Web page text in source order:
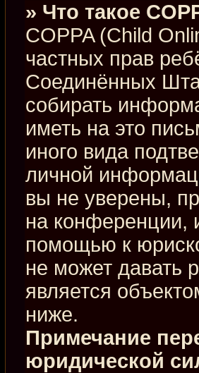
» Что такое
COPPA (Child
частных прав
Соединённых
собирать
иметь на это
иного вида
личной
вы не уверены,
на конференции,
помощью к
не может давать
является
ниже.
Примечание
юридической